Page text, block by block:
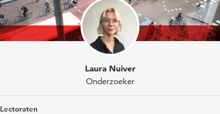
Laura Nuiver
Onderzoeker
Lectoraten